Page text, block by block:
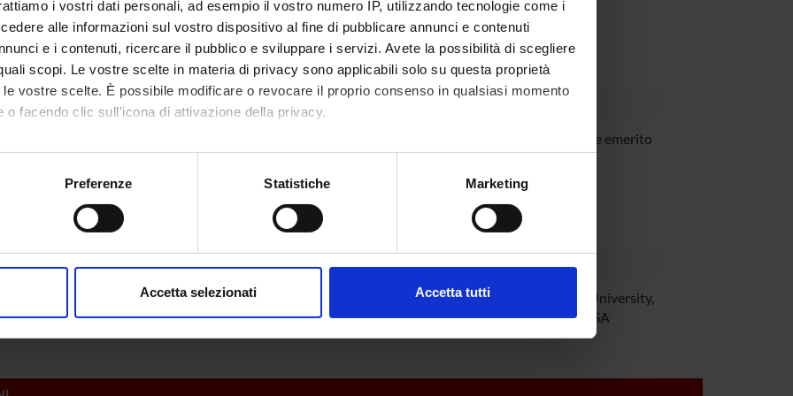
i vostri dati personali, ad esempio il vostro numero IP, utilizzando tecnologie come i
alle informazioni sul vostro dispositivo al fine di pubblicare annunci e contenuti
e i contenuti, ricercare il pubblico e sviluppare i servizi. Avete la possibilità di scegliere
scopi. Le vostre scelte in materia di privacy sono applicabili solo su questa proprietà
vostre scelte. È possibile modificare o revocare il proprio consenso in qualsiasi momento
o facendo clic sull'icona di attivazione della privacy.
anche:
sulla tua posizione geografica, con un'approssimazione di qualche metro,
in qualsiasi momento dalla Dichiarazione sui cookie.
Preferenze Statistiche Marketing
Accetta selezionati Accetta tutti
Nazionale
Finanziamento: assegnato e gestito dal Dipartimento
AL PROGETTO
Professore associato
Professore emerito
Università di Lipsia Alessandra Fanini
Harvard University,
Boston USA